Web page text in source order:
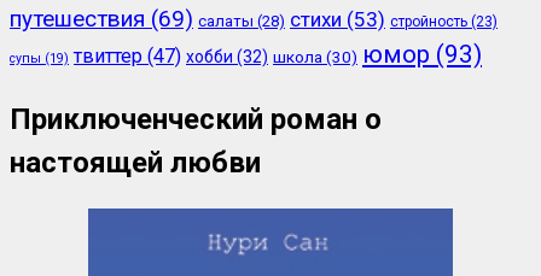
путешествия (69) салаты (28) стихи (53) стройность (23)
супы (19) твиттер (47) хобби (32) школа (30) юмор (93)
Приключенческий роман о
настоящей любви